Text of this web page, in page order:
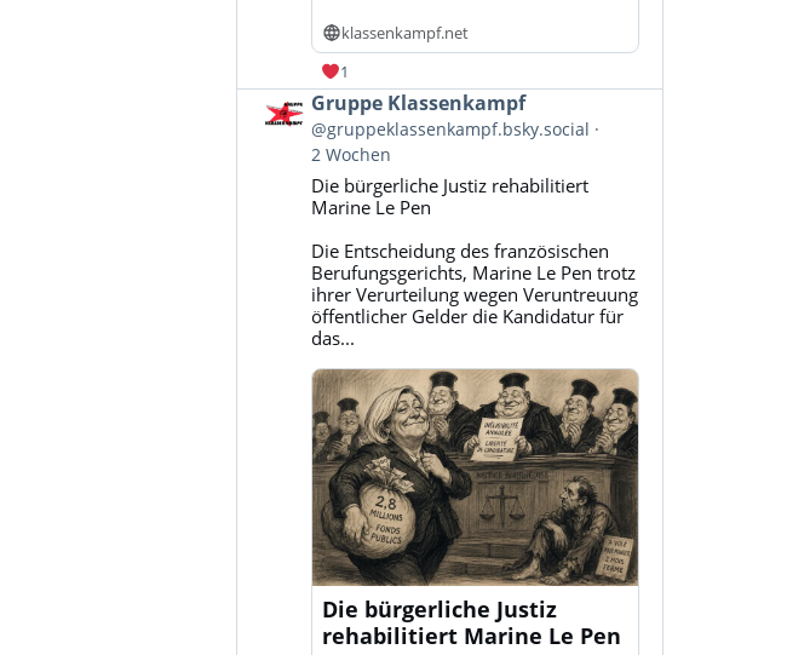
klassenkampf.net
1
Beitrag
von
Gruppe
Klassenkampf
Bluesky
ansehen
Gruppe Klassenkampf
@gruppeklassenkampf.bsky.social
2 Wochen
Die bürgerliche Justiz rehabilitiert
Marine Le Pen
Die Entscheidung des französischen
Berufungsgerichts, Marine Le Pen trotz
ihrer Verurteilung wegen Veruntreuung
öffentlicher Gelder die Kandidatur für
das...
Die bürgerliche Justiz
rehabilitiert Marine Le Pen